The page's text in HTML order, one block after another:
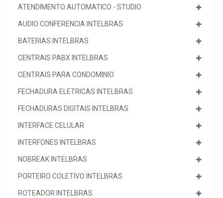
ATENDIMENTO AUTOMATICO - STUDIO
AUDIO CONFERENCIA INTELBRAS
BATERIAS INTELBRAS
CENTRAIS PABX INTELBRAS
CENTRAIS PARA CONDOMINIO
FECHADURA ELETRICAS INTELBRAS
FECHADURAS DIGITAIS INTELBRAS
INTERFACE CELULAR
INTERFONES INTELBRAS
NOBREAK INTELBRAS
PORTEIRO COLETIVO INTELBRAS
ROTEADOR INTELBRAS